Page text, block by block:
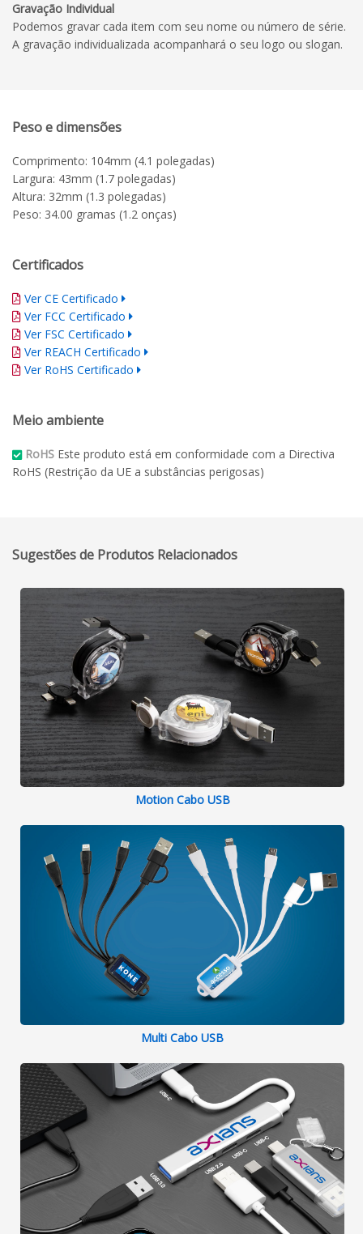
Gravação Individual
Podemos gravar cada item com seu nome ou número de série.
A gravação individualizada acompanhará o seu logo ou slogan.
Peso e dimensões
Comprimento: 104mm (4.1 polegadas)
Largura: 43mm (1.7 polegadas)
Altura: 32mm (1.3 polegadas)
Peso: 34.00 gramas (1.2 onças)
Certificados
Ver CE Certificado
Ver FCC Certificado
Ver FSC Certificado
Ver REACH Certificado
Ver RoHS Certificado
Meio ambiente
RoHS Este produto está em conformidade com a Directiva
RoHS (Restrição da UE a substâncias perigosas)
Sugestões de Produtos Relacionados
Motion Cabo USB
Multi Cabo USB